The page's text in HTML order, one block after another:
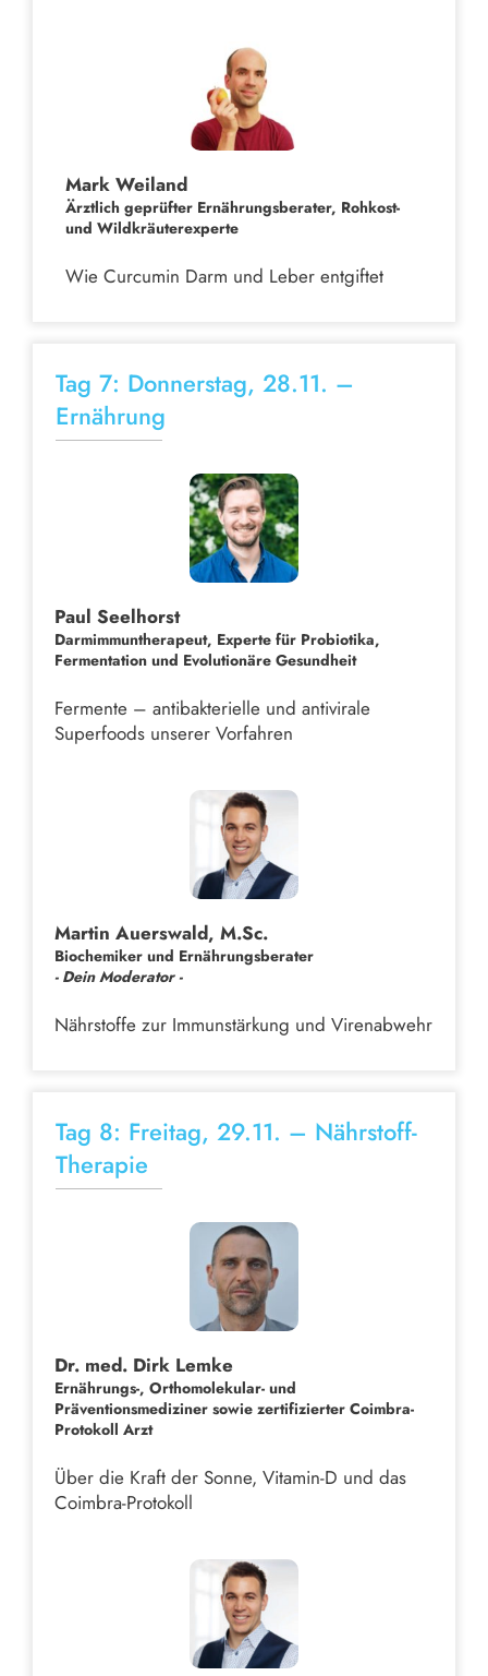
Mark Weiland
Ärztlich geprüfter Ernährungsberater, Rohkost-
und Wildkräuterexperte
Wie Curcumin Darm und Leber entgiftet
Tag 7: Donnerstag, 28.11. –
Ernährung
Paul Seelhorst
Darmimmuntherapeut, Experte für Probiotika,
Fermentation und Evolutionäre Gesundheit
Fermente – antibakterielle und antivirale
Superfoods unserer Vorfahren
Martin Auerswald, M.Sc.
Biochemiker und Ernährungsberater
- Dein Moderator -
Nährstoffe zur Immunstärkung und Virenabwehr
Tag 8: Freitag, 29.11. – Nährstoff-
Therapie
Dr. med. Dirk Lemke
Ernährungs-, Orthomolekular- und
Präventionsmediziner sowie zertifizierter Coimbra-
Protokoll Arzt
Über die Kraft der Sonne, Vitamin-D und das
Coimbra-Protokoll